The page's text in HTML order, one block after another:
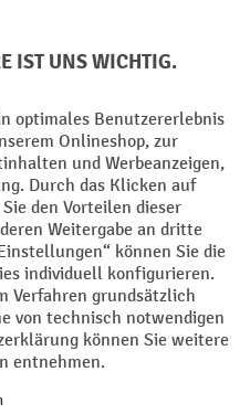
zzgl.Versandkostenund ggf.
angegeben.
reicht. Der Rabatt gilt nicht auf
² Der Rabatt wird einmalig bei